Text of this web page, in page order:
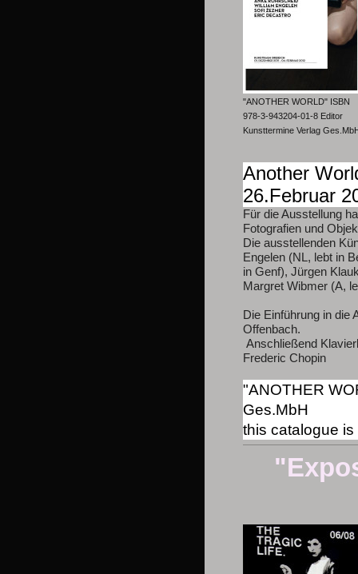
"ANOTHER WORLD" ISBN
978-3-943204-01-8 Editor
Kunsttermine Verlag
Another
26.Februar
Für die Ausstellung
Fotografien und
Die ausstellenden
Engelen (NL, lebt in
in Genf), Jürgen
Margret Wibmer (A,
Die Einführung in die
Offenbach.
Anschließend
Frederic Chopin
"ANOTHER
Ges.MbH
this catalogue